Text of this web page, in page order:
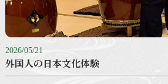
2026/05/21
外国人の日本文化体験